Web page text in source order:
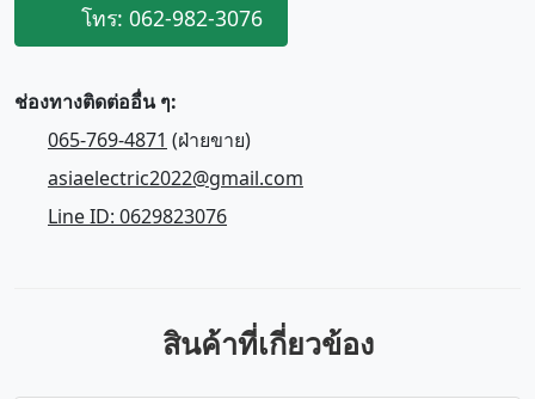
โทร: 062-982-3076
ช่องทางติดต่ออื่น ๆ:
065-769-4871 (ฝ่ายขาย)
asiaelectric2022@gmail.com
Line ID: 0629823076
สินค้าที่เกี่ยวข้อง